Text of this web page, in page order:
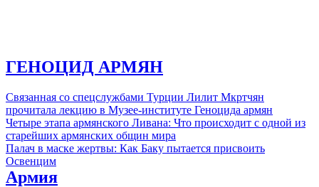
ГЕНОЦИД АРМЯН
Связанная со спецслужбами Турции Лилит Мкртчян
прочитала лекцию в Музее-институте Геноцида армян
Четыре этапа армянского Ливана: Что происходит с одной из
старейших армянских общин мира
Палач в маске жертвы: Как Баку пытается присвоить
Освенцим
Армия